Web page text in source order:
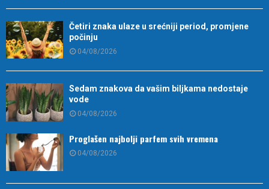
Četiri znaka ulaze u srećniji period, promjene
počinju
04/08/2026
Sedam znakova da vašim biljkama nedostaje
vode
04/08/2026
Proglašen najbolji parfem svih vremena
04/08/2026